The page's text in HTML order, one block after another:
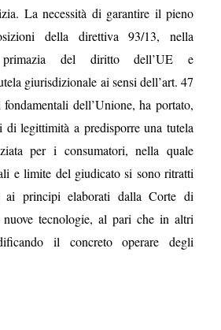
La necessità di garantire il pieno
della direttiva 93/13, nella
primazia del diritto dell’UE e
giurisdizionale ai sensi dell’art. 47
dell’Unione, ha portato,
legittimità a predisporre una tutela
per i consumatori, nella quale
e limite del giudicato si sono ritratti
ai principi elaborati dalla Corte di
tecnologie, al pari che in altri
il concreto operare degli